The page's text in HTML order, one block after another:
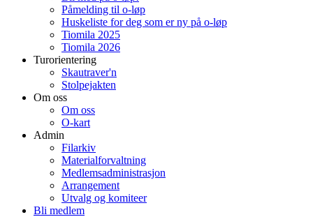
Påmelding til o-løp
Huskeliste for deg som er ny på o-løp
Tiomila 2025
Tiomila 2026
Turorientering
Skautraver'n
Stolpejakten
Om oss
Om oss
O-kart
Admin
Filarkiv
Materialforvaltning
Medlemsadministrasjon
Arrangement
Utvalg og komiteer
Bli medlem